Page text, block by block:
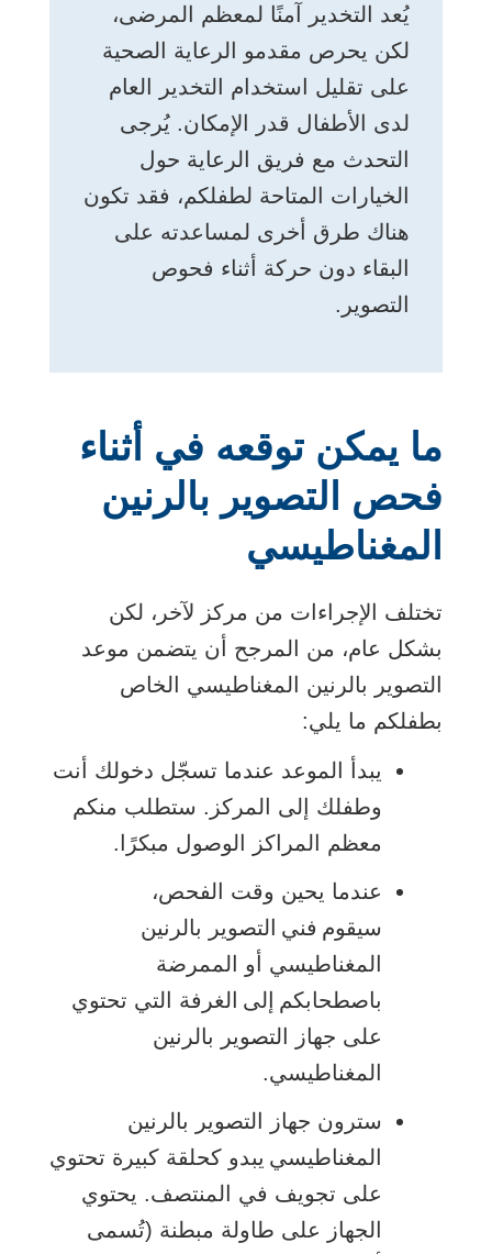
يُعد التخدير آمنًا لمعظم المرضى،
لكن يحرص مقدمو الرعاية الصحية
على تقليل استخدام التخدير العام
لدى الأطفال قدر الإمكان. يُرجى
التحدث مع فريق الرعاية حول
الخيارات المتاحة لطفلكم، فقد تكون
هناك طرق أخرى لمساعدته على
البقاء دون حركة أثناء فحوص
التصوير.
ما يمكن توقعه في أثناء
فحص التصوير بالرنين
المغناطيسي
تختلف الإجراءات من مركز لآخر، لكن
بشكل عام، من المرجح أن يتضمن موعد
التصوير بالرنين المغناطيسي الخاص
بطفلكم ما يلي:
يبدأ الموعد عندما تسجّل دخولك أنت
وطفلك إلى المركز. ستطلب منكم
معظم المراكز الوصول مبكرًا.
عندما يحين وقت الفحص،
سيقوم فني التصوير بالرنين
المغناطيسي أو الممرضة
باصطحابكم إلى الغرفة التي تحتوي
على جهاز التصوير بالرنين
المغناطيسي.
سترون جهاز التصوير بالرنين
المغناطيسي يبدو كحلقة كبيرة تحتوي
على تجويف في المنتصف. يحتوي
الجهاز على طاولة مبطنة (تُسمى